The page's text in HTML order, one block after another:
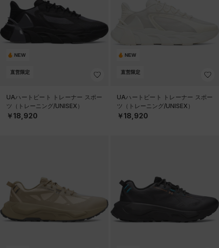
NEW
直営限定
UAハートビート トレーナー スポー
ツ（トレーニング/UNISEX）
￥18,920
NEW
直営限定
UAハートビート トレーナー スポー
ツ（トレーニング/UNISEX）
￥18,920